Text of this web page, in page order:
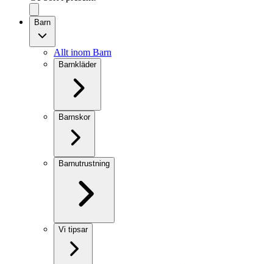
Barn
Allt inom Barn
Barnkläder
Barnskor
Barnutrustning
Vi tipsar